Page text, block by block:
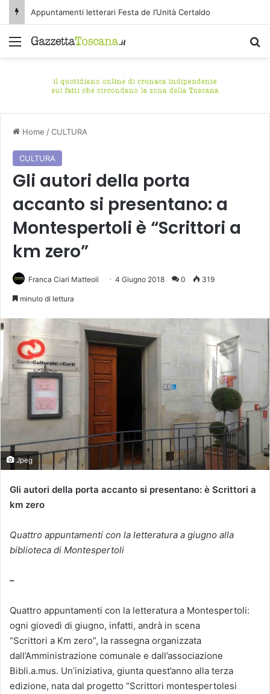
Appuntamenti letterari Festa de l’Unità Certaldo
Menu
Home /CULTURA
CULTURA
Gli autori della porta
accanto si presentano: a
Montespertoli è “Scrittori a
km zero”
Franca Ciari Matteoli 4 Giugno 2018 0 319
minuto di lettura
Jpeg
Gli autori della porta accanto si presentano: è Scrittori a
km zero
Quattro appuntamenti con la letteratura a giugno alla
biblioteca di Montespertoli
–
Quattro appuntamenti con la letteratura a Montespertoli:
ogni giovedì di giugno, infatti, andrà in scena
“Scrittori a Km zero”, la rassegna organizzata
dall’Amministrazione comunale e dall’associazione
Bibli.a.mus. Un’iniziativa, giunta quest’anno alla terza
edizione, nata dal progetto “Scrittori montespertolesi